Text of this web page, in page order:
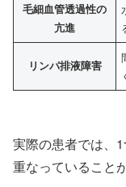
毛細血管透過性の
亢進
リンパ排液障害
実際の患者では、
重なっていること